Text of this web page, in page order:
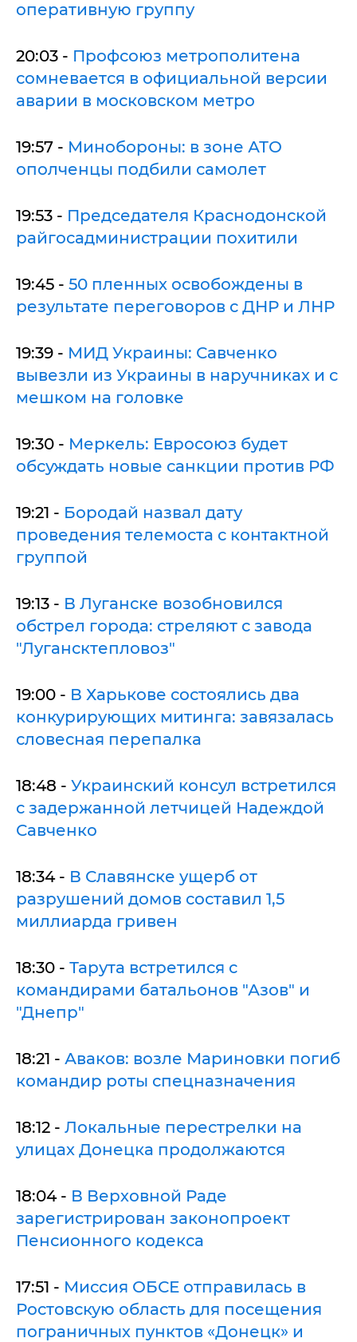
оперативную группу
20:03 - Профсоюз метрополитена
сомневается в официальной версии
аварии в московском метро
19:57 - Минобороны: в зоне АТО
ополченцы подбили самолет
19:53 - Председателя Краснодонской
райгосадминистрации похитили
19:45 - 50 пленных освобождены в
результате переговоров с ДНР и ЛНР
19:39 - МИД Украины: Савченко
вывезли из Украины в наручниках и с
мешком на головке
19:30 - Меркель: Евросоюз будет
обсуждать новые санкции против РФ
19:21 - Бородай назвал дату
проведения телемоста с контактной
группой
19:13 - В Луганске возобновился
обстрел города: стреляют с завода
"Лугансктепловоз"
19:00 - В Харькове состоялись два
конкурирующих митинга: завязалась
словесная перепалка
18:48 - Украинский консул встретился
с задержанной летчицей Надеждой
Савченко
18:34 - В Славянске ущерб от
разрушений домов составил 1,5
миллиарда гривен
18:30 - Тарута встретился с
командирами батальонов "Азов" и
"Днепр"
18:21 - Аваков: возле Мариновки погиб
командир роты спецназначения
18:12 - Локальные перестрелки на
улицах Донецка продолжаются
18:04 - В Верховной Раде
зарегистрирован законопроект
Пенсионного кодекса
17:51 - Миссия ОБСЕ отправилась в
Ростовскую область для посещения
пограничных пунктов «Донецк» и